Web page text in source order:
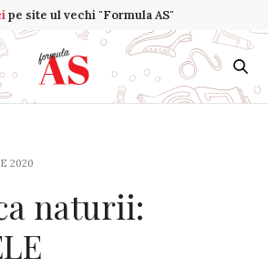
pe site ul vechi "Formula AS"
2020
naturii: